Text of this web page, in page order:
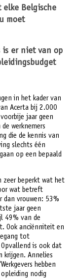
elke Belgische
moet
is er niet van op
in het kader van
Acerta bij 2.000
jaar geen
werknemers
die de kennis van
slechts één
op een bepaald
zeer beperkt wat het
wat betreft
dan vrouwen: 53%
jaar geen
49% van de
Ook anciënniteit en
tot
is ook dat
krijgen. Annelies
hebben
opleiding nodig